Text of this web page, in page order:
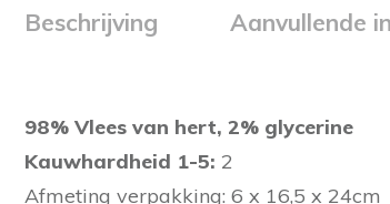
Beschrijving Aanvullende
98% Vlees van hert, 2% glycerine
Kauwhardheid 1-5: 2
Afmeting verpakking: 6 x 16,5 x 24cm